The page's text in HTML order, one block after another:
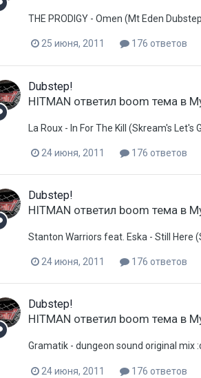
THE PRODIGY - Omen (Mt Eden
25 июня, 2011 176 ответов
Dubstep!
HITMAN ответил boom тема в
La Roux - In For The Kill (Skream's
24 июня, 2011 176 ответов
Dubstep!
HITMAN ответил boom тема в
Stanton Warriors feat. Eska - Still
24 июня, 2011 176 ответов
Dubstep!
HITMAN ответил boom тема в
Gramatik - dungeon sound original
24 июня, 2011 176 ответов